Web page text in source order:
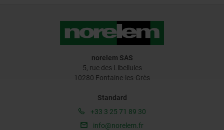
norelem SAS
5, rue des Libellules
10280 Fontaine-les-Grès
Standard
+33 3 25 71 89 30
info@norelem.fr